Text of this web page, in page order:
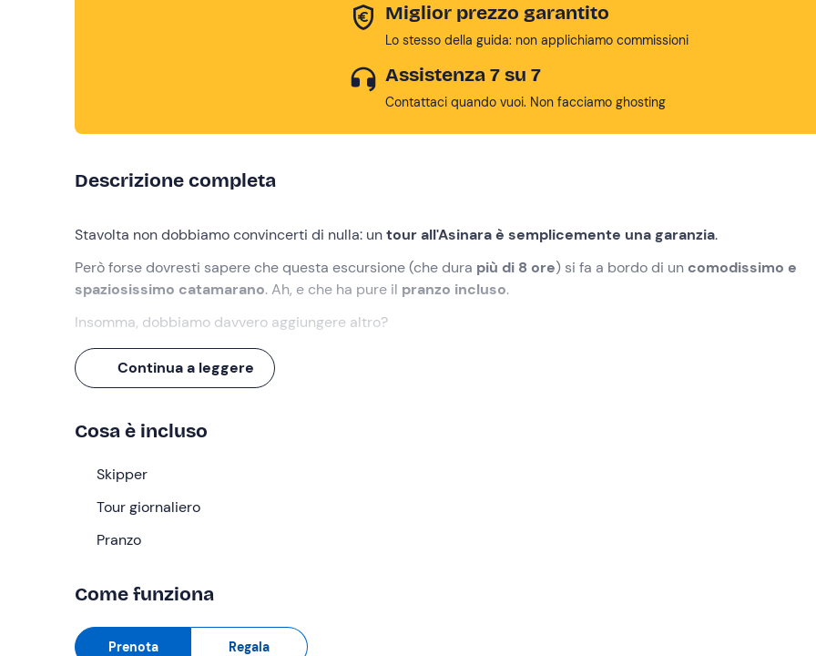
Miglior prezzo garantito
Lo stesso della guida: non applichiamo commissioni
Assistenza 7 su 7
Contattaci quando vuoi. Non facciamo ghosting
Descrizione completa
Stavolta non dobbiamo convincerti di nulla: untour all'Asinara è semplicemente una garanzia.
Però forse dovresti sapere che questa escursione (che dura più di 8 ore) si fa a bordo di un comodissimo e
spaziosissimo catamarano. Ah, e che ha pure il pranzo incluso.
Insomma, dobbiamo davvero aggiungere altro?
Cosa faremo
bordo del catamarano
Lasciandoci alle spalle la
splendida
In una di queste, ci fermeremo per gustare il
locale, caffè e gli immancabili mirto o filu ferru per completare il pasto con un brindisi.
Dopo esserci rilassati a bordo, riprenderemo la navigazione verso il
Continua a leggere
Cosa è incluso
Skipper
Tour giornaliero
Pranzo
Come funziona
Prenota Regala